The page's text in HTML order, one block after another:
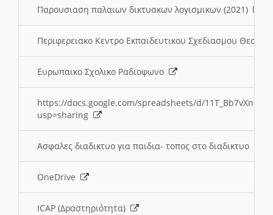
Παρουσιαση παλαιων δικτυακων λογισμικων (2021)
Περιφερειακο Κεντρο Εκπαιδευτικου Σχεδιασμου
Ευρωπαικο Σχολικο Ραδιοφωνο
https://docs.google.com/spreadsheets/d/
usp=sharing
Ασφαλες διαδικτυο για παιδια- τοπος στο διαδικτυο
OneDrive
ICAP (Δραστηριότητα)